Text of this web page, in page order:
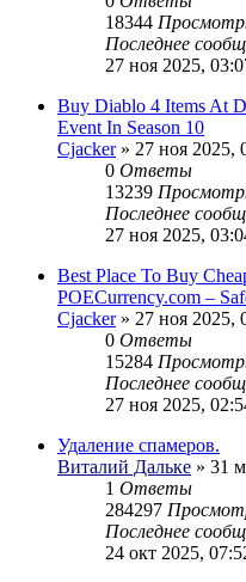
18344
Последнее
27 ноя 2025,
Buy Diablo 4 Items At
Event In Season 10
Cjacker» 27 ноя 2025,
0 Ответы
13239
Последнее
27 ноя 2025,
Best Place To Buy
POECurrency.com –
Cjacker» 27 ноя 2025,
0 Ответы
15284
Последнее
27 ноя 2025,
Удаление спамеров.
Виталий Дальке » 31
1 Ответы
284297
Последнее
24 окт 2025,